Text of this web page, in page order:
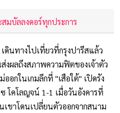
มบัลลงดอร์ทุกประการ
ดินทางไปเที่ยวที่กรุงปารีสแล้ว
งผลถึงสภาพความฟิตของเจ้าตัว
ออกในเกมลีกที่ "เสือใต้" เปิดรัง
โคโลญจน์ 1-1 เมื่อวันอังคารที่
ขาโดนเปลี่ยนตัวออกจากสนาม